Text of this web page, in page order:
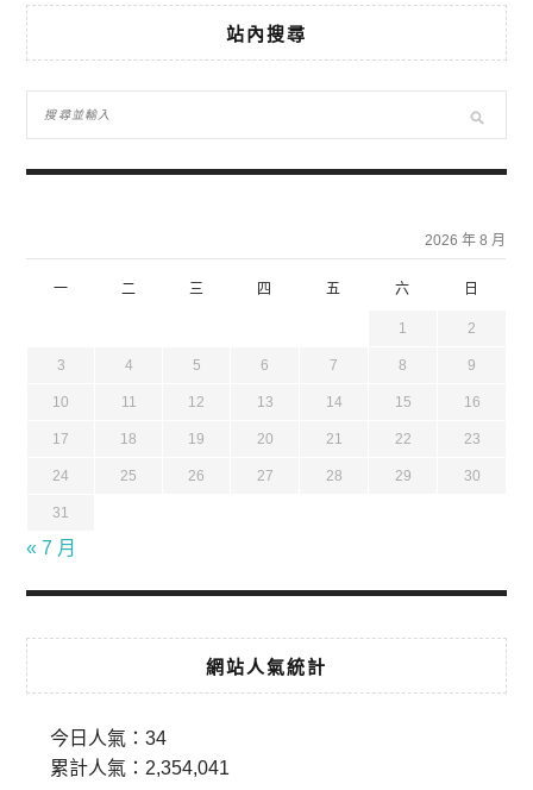
站內搜尋
2026 年 8 月
一 二 三 四 五 六 日
1 2
3 4 5 6 7 8 9
10 11 12 13 14 15 16
17 18 19 20 21 22 23
24 25 26 27 28 29 30
31
« 7 月
網站人氣統計
今日人氣：34
累計人氣： 2,354,041